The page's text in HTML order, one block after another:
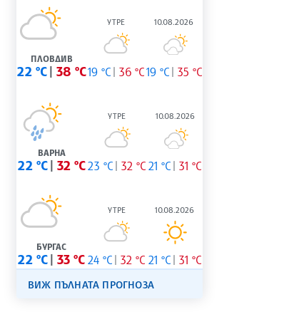
ПЛОВДИВ
22 °C 38 °C
УТРЕ
19 °C 36 °C
10.08.2026
19 °C 35 °C
ВАРНА
22 °C 32 °C
УТРЕ
23 °C 32 °C
10.08.2026
21 °C 31 °C
БУРГАС
22 °C 33 °C
УТРЕ
24 °C 32 °C
10.08.2026
21 °C 31 °C
ВИЖ ПЪЛНАТА ПРОГНОЗА